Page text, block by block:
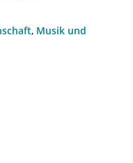
, Musik und